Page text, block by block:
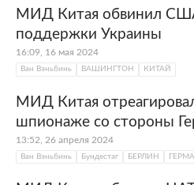
МИД Китая обвинил
поддержки Украины
16:09, 16 мая 2024
Ван Вэньбинь ВАШИНГТОН КИТАЙ
МИД Китая
шпионаже со стороны
13:52, 26 апреля 2024
Ван Вэньбинь Бундестаг БЕРЛИН